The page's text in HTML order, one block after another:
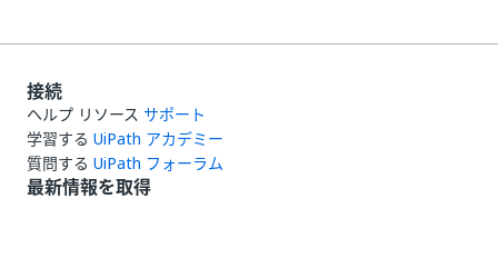
接続
ヘルプ リソース サポート
学習する UiPath アカデミー
質問する UiPath フォーラム
最新情報を取得